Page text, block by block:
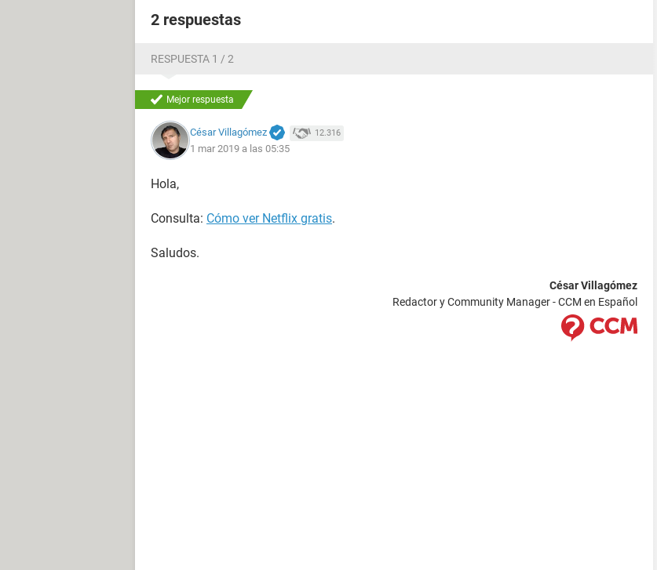
2 respuestas
RESPUESTA 1 / 2
Mejor respuesta
César Villagómez 12.316
1 mar 2019 a las 05:35
Hola,
Consulta: Cómo ver Netflix gratis.
Saludos.
César Villagómez
Redactor y Community Manager - CCM en Español